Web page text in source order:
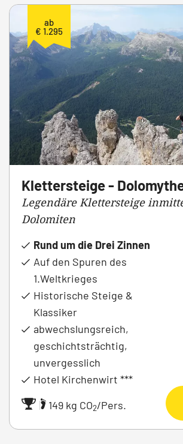
ab
€ 1.295
Klettersteige -
Legendäre Klettersteige
Dolomiten
Rund um die Drei Zinnen
Auf den Spuren des
1.Weltkrieges
Historische Steige &
Klassiker
abwechslungsreich,
geschichtsträchtig,
unvergesslich
Hotel Kirchenwirt ***
|
149 kg CO2/Pers.